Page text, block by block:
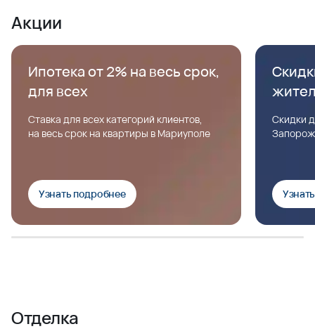
Акции
Ипотека от 2% на весь срок,
для всех
Ставка для всех категорий клиентов,
на весь срок на квартиры в Мариуполе
Узнать подробнее
Скидки
Отделка